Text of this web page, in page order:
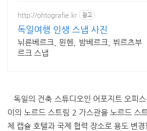
http://ohtografie.kr 광고
독일여행 인생 스냅 사진
뉘른베르크, 뮌헨, 밤베르크, 뷔르츠부
르크 스냅
독일의 건축 스튜디오인 어포지트 오피
이의 노르드 스트림 2 가스관을 노르드 스
체 캡슐 호텔과 국제 협력 장소로 용도 변